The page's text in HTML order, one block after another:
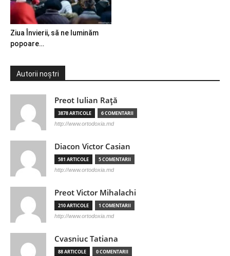
Ziua Învierii, să ne luminăm
popoare…
Autorii noștri
Preot Iulian Raţă
3878 ARTICOLE 6 COMENTARII
http://www.ortodoxia.md
Diacon Victor Casian
581 ARTICOLE 5 COMENTARII
http://www.ortodoxia.md
Preot Victor Mihalachi
210 ARTICOLE 1 COMENTARII
http://www.ortodoxia.md
Cvasniuc Tatiana
88 ARTICOLE 0 COMENTARII